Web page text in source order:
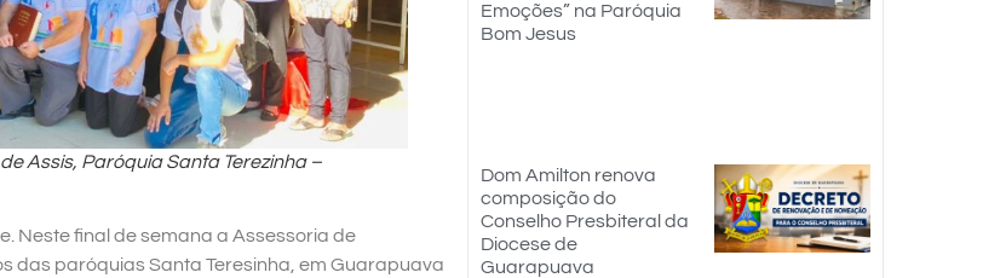
Assis, Paróquia Santa Terezinha –
Neste final de semana a Assessoria de
das paróquias Santa Teresinha, em Guarapuava
Emoções” na Paróquia
Bom Jesus
Dom Amilton renova
composição do
Conselho Presbiteral da
Diocese de
Guarapuava